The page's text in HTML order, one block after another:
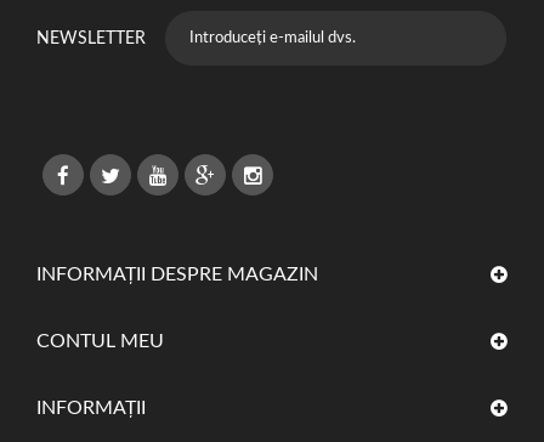
NEWSLETTER
INFORMAȚII DESPRE MAGAZIN
CONTUL MEU
INFORMAŢII